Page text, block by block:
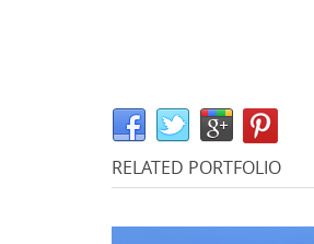
RELATED PORTFOLIO